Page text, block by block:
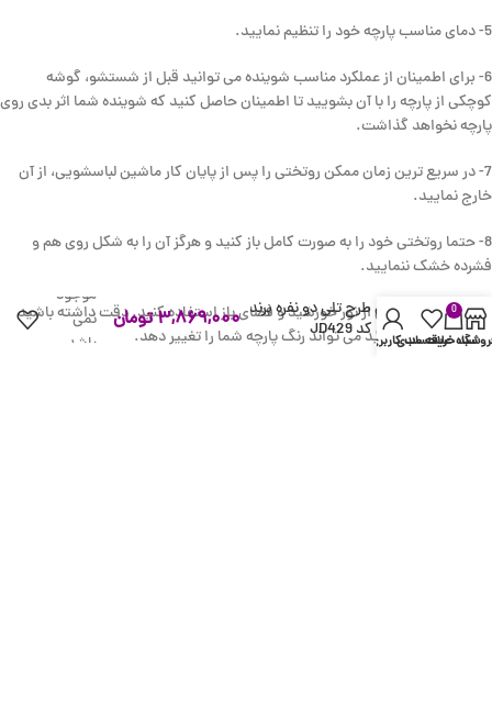
5- دمای مناسب پارچه خود را تنظیم نمایید.
6- برای اطمینان از عملکرد مناسب شوینده می توانید قبل از شستشو، گوشه
کوچکی از پارچه را با آن بشویید تا اطمینان حاصل کنید که شوینده شما اثر بدی روی
پارچه نخواهد گذاشت.
7- در سریع ترین زمان ممکن روتختی را پس از پایان کار ماشین لباسشویی، از آن
خارج نمایید.
8- حتما روتختی خود را به صورت کامل باز کنید و هرگز آن را به شکل روی هم و
فشرده خشک ننمایید.
9- برای خشک کردن از نور خورشید و فضای باز استفاده کنید. دقت داشته باشید
که نور شدید خورشید می تواند رنگ پارچه شما را تغییر دهد.
روتختی طرح تلی دو نفره برند
ترکسان کد JD429
۳,۸۶۹,۰۰۰تومان
موجود
نمی
باشد
0
سبد خریدعلاقه مندی
حساب کاربری من